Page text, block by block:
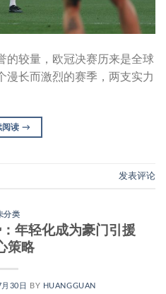
的较量，欧冠决赛历来是全球
漫长而激烈的赛季，两支实力
阅读→
发表评论
分类
年轻化成为豪门引援
策略
30日 BY HUANGGUAN